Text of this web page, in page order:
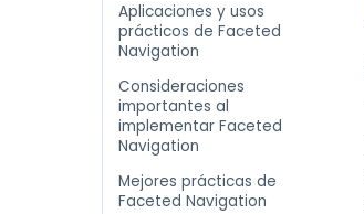
Aplicaciones y usos
prácticos de Faceted
Navigation
Consideraciones
importantes al
implementar Faceted
Navigation
Mejores prácticas de
Faceted Navigation